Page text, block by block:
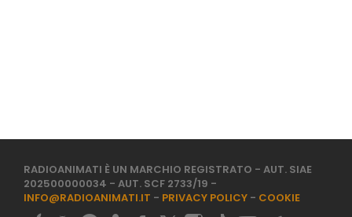
RADIOANIMATI È UN MARCHIO REGISTRATO - AUT. SIAE
202500000034 - AUT. SCF 2733/19 -
INFO@RADIOANIMATI.IT - PRIVACY POLICY - COOKIE